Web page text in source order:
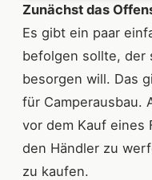
Zunächst das
Es gibt ein paar
befolgen sollte, der
besorgen will. Das
für Camperausbau.
vor dem Kauf eines
den Händler zu
zu kaufen.